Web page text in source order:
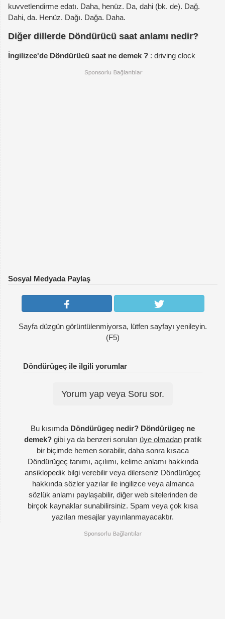
kuvvetlendirme edatı. Daha, henüz. Da, dahi (bk. de). Dağ.
Dahi, da. Henüz. Dağı. Dağa. Daha.
Diğer dillerde Döndürücü saat anlamı nedir?
İngilizce'de Döndürücü saat ne demek ? : driving clock
Sosyal Medyada Paylaş
Sayfa düzgün görüntülenmiyorsa, lütfen sayfayı yenileyin.
(F5)
Döndürügeç ile ilgili yorumlar
Yorum yap veya Soru sor.
Bu kısımda Döndürügeç nedir? Döndürügeç ne
demek?gibi ya da benzeri soruları üye olmadanpratik
bir biçimde hemen sorabilir, daha sonra kısaca
Döndürügeç tanımı, açılımı, kelime anlamı hakkında
ansiklopedik bilgi verebilir veya dilerseniz Döndürügeç
hakkında sözler yazılar ile ingilizce veya almanca
sözlük anlamı paylaşabilir, diğer web sitelerinden de
birçok kaynaklar sunabilirsiniz. Spam veya çok kısa
yazılan mesajlar yayınlanmayacaktır.